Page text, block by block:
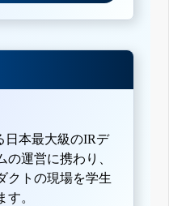
日本最大級のIRデ
の運営に携わり、
クトの現場を学生
す。